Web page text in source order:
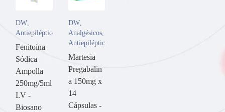
DW
Antiepilépticos
Fenitoína
Sódica
Ampolla
250mg/5ml
I.V -
Biosano
DW,
Analgésicos,
Antiepilépticos
Martesia
Pregabalin
a 150mg x
14
Cápsulas -